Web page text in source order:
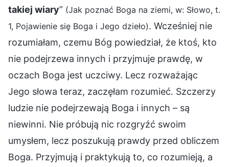
takiej wiary” (Jak poznać Boga na ziemi, w: Słowo, t.
1, Pojawienie się Boga i Jego dzieło). Wcześniej nie
rozumiałam, czemu Bóg powiedział, że ktoś, kto
nie podejrzewa innych i przyjmuje prawdę, w
oczach Boga jest uczciwy. Lecz rozważając
Jego słowa teraz, zaczęłam rozumieć. Szczerzy
ludzie nie podejrzewają Boga i innych – są
niewinni. Nie próbują nic rozgryźć swoim
umysłem, lecz poszukują prawdy przed obliczem
Boga. Przyjmują i praktykują to, co rozumieją, a